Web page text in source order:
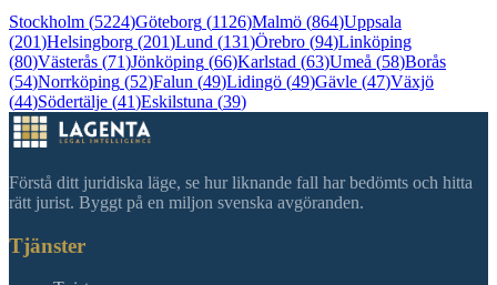
Stockholm (5224)Göteborg (1126)Malmö (864)Uppsala
(201)Helsingborg (201)Lund (131)Örebro (94)Linköping
(80)Västerås (71)Jönköping (66)Karlstad (63)Umeå (58)Borås
(54)Norrköping (52)Falun (49)Lidingö (49)Gävle (47)Växjö
(44)Södertälje (41)Eskilstuna (39)
Förstå ditt juridiska läge, se hur liknande fall har bedömts och hitta
rätt jurist. Byggt på en miljon svenska avgöranden.
Tjänster